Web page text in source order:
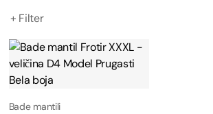
+ Filter
Bade mantili